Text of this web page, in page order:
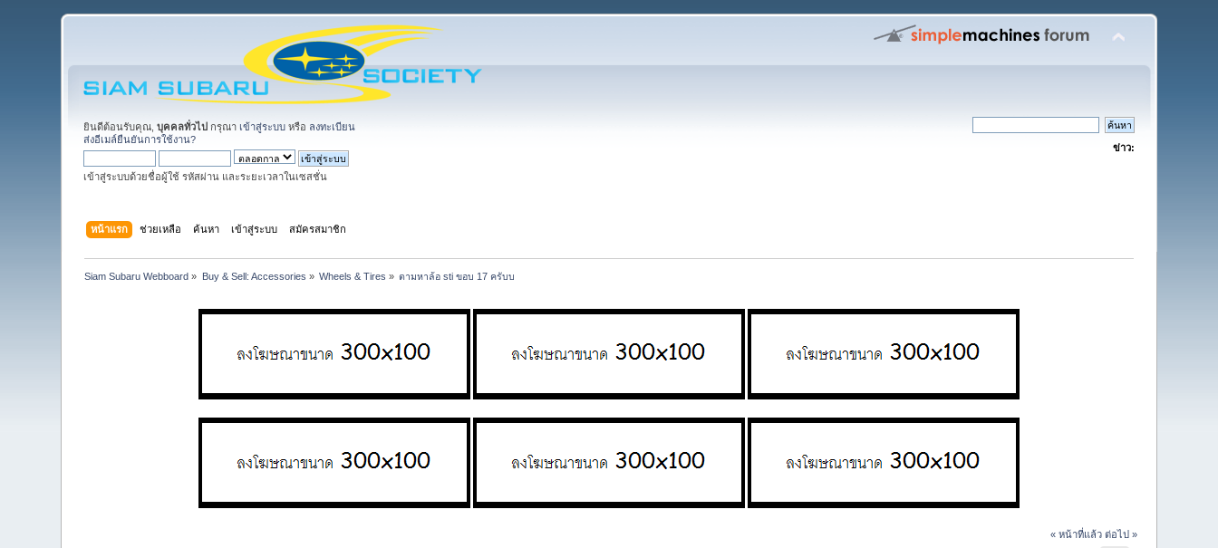
ยินดีต้อนรับคุณ,บุคคลทั่วไป กรุณา เข้าสู่ระบบ หรือ ลงทะเบียน
ส่งอีเมล์ยืนยันการใช้งาน?
เข้าสู่ระบบด้วยชื่อผู้ใช้ รหัสผ่าน และระยะเวลาในเซสชั่น
ข่าว:
หน้าแรก ช่วยเหลือ ค้นหา เข้าสู่ระบบ สมัครสมาชิก
Siam Subaru Webboard » Buy & Sell: Accessories » Wheels & Tires » ตามหาล้อ sti ขอบ 17 ครับบ
« หน้าที่แล้ว ต่อไป »